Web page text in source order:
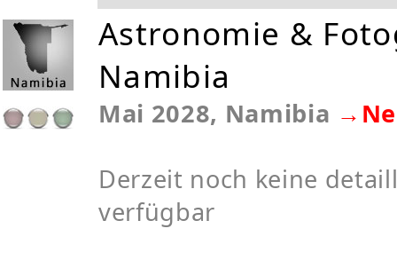
Astronomie &
Namibia
Mai 2028, Namibia
Derzeit noch keine
verfügbar